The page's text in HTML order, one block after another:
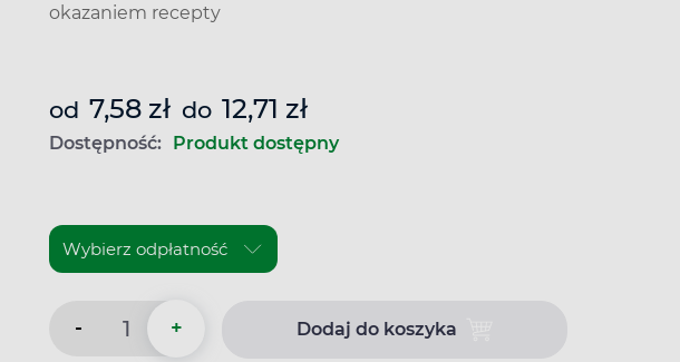
okazaniem recepty
od 7,58 zł do 12,71 zł
Dostępność: Produkt dostępny
- + Dodaj do koszykaDodaj do koszyka Tritace 5, 5